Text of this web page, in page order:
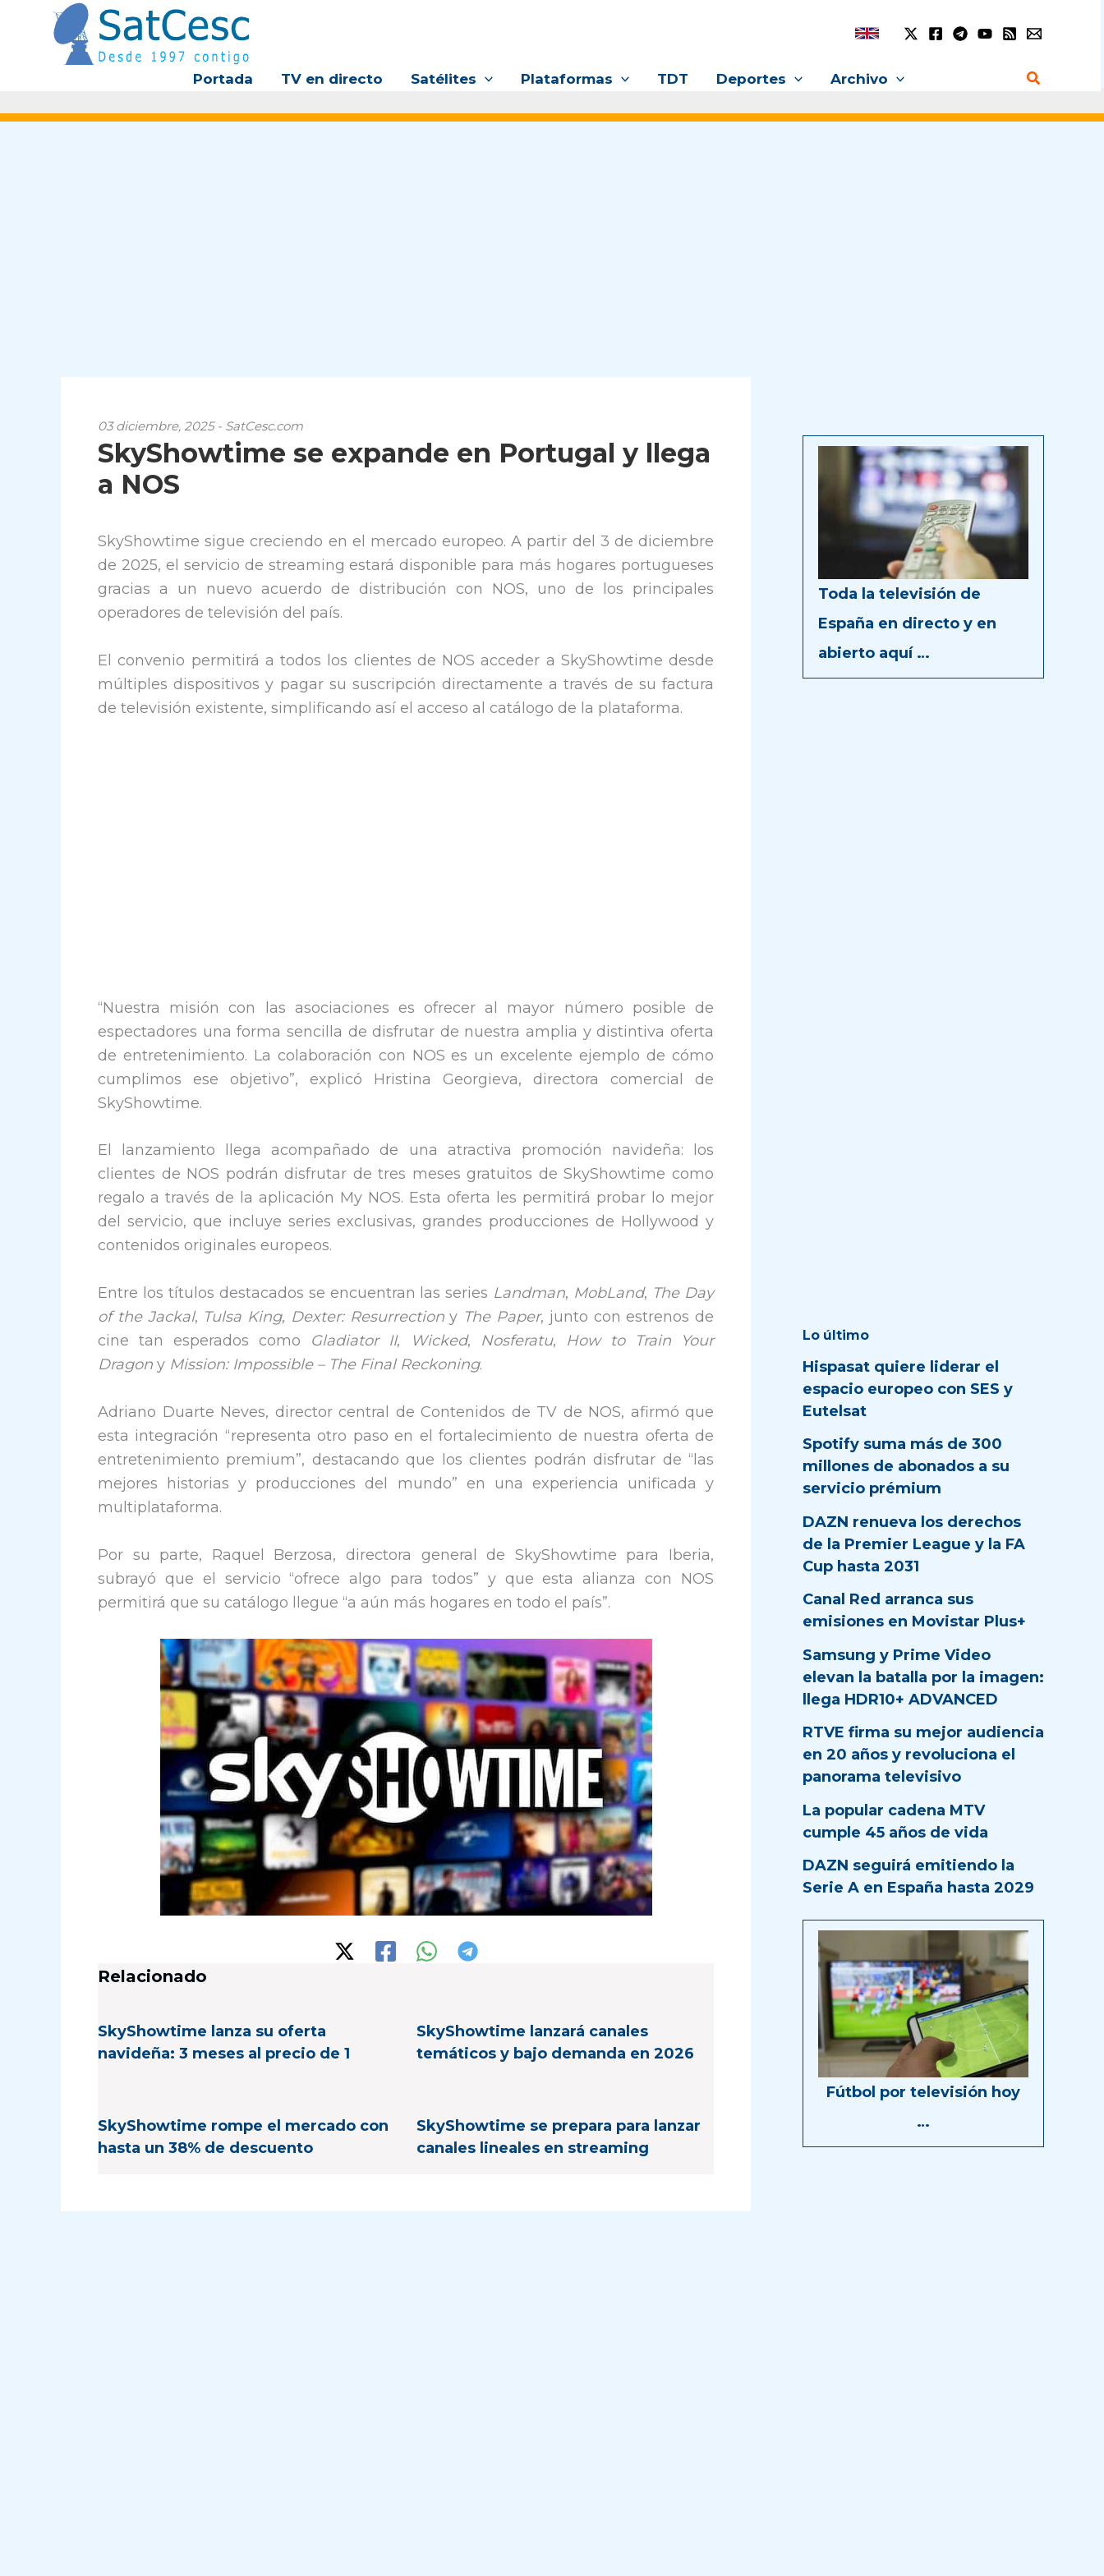
contenido
Portada TV en directo Satélites Plataformas TDT Deportes Archivo Buscar
03 diciembre, 2025 - SatCesc.com
SkyShowtime se expande en Portugal y llega
a NOS
SkyShowtime sigue creciendo en el mercado europeo. A partir del 3 de diciembre
de 2025, el servicio de streaming estará disponible para más hogares portugueses
gracias a un nuevo acuerdo de distribución con NOS, uno de los principales
operadores de televisión del país.
El convenio permitirá a todos los clientes de NOS acceder a SkyShowtime desde
múltiples dispositivos y pagar su suscripción directamente a través de su factura
de televisión existente, simplificando así el acceso al catálogo de la plataforma.
“Nuestra misión con las asociaciones es ofrecer al mayor número posible de
espectadores una forma sencilla de disfrutar de nuestra amplia y distintiva oferta
de entretenimiento. La colaboración con NOS es un excelente ejemplo de cómo
cumplimos ese objetivo”, explicó Hristina Georgieva, directora comercial de
SkyShowtime.
El lanzamiento llega acompañado de una atractiva promoción navideña: los
clientes de NOS podrán disfrutar de tres meses gratuitos de SkyShowtime como
regalo a través de la aplicación My NOS. Esta oferta les permitirá probar lo mejor
del servicio, que incluye series exclusivas, grandes producciones de Hollywood y
contenidos originales europeos.
Entre los títulos destacados se encuentran las series Landman, MobLand, The Day
of the Jackal, Tulsa King, Dexter: Resurrectiony The Paper, junto con estrenos de
cine tan esperados como Gladiator II, Wicked, Nosferatu,
How to Train Your
Dragon y Mission: Impossible – The Final Reckoning.
Adriano Duarte Neves, director central de Contenidos de TV de NOS, afirmó que
esta integración “representa otro paso en el fortalecimiento de nuestra oferta de
entretenimiento premium”, destacando que los clientes podrán disfrutar de “las
mejores historias y producciones del mundo” en una experiencia unificada y
multiplataforma.
Por su parte, Raquel Berzosa, directora general de SkyShowtime para Iberia,
subrayó que el servicio “ofrece algo para todos” y que esta alianza con NOS
permitirá que su catálogo llegue “a aún más hogares en todo el país”.
Relacionado
SkyShowtime lanza su oferta
navideña: 3 meses al precio de 1
SkyShowtime lanzará canales
temáticos y bajo demanda en 2026
SkyShowtime rompe el mercado con
hasta un 38% de descuento
SkyShowtime se prepara para lanzar
canales lineales en streaming
Toda la televisión de
España en directo y en
abierto aquí …
Lo último
Hispasat quiere liderar el
espacio europeo con SES y
Eutelsat
Spotify suma más de 300
millones de abonados a su
servicio prémium
DAZN renueva los derechos
de la Premier League y la FA
Cup hasta 2031
Canal Red arranca sus
emisiones en Movistar Plus+
Samsung y Prime Video
elevan la batalla por la imagen:
llega HDR10+ ADVANCED
RTVE firma su mejor audiencia
en 20 años y revoluciona el
panorama televisivo
La popular cadena MTV
cumple 45 años de vida
DAZN seguirá emitiendo la
Serie A en España hasta 2029
Fútbol por televisión hoy
…